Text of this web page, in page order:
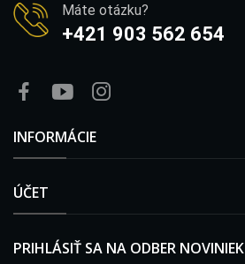
Máte otázku?
+421 903 562 654
INFORMÁCIE
ÚČET
PRIHLÁSIŤ SA NA ODBER NOVINIEK